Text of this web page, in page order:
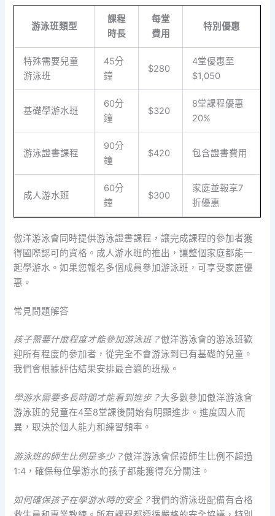
游泳班類型
課程
時長
每堂
費用
特別優惠
特殊需要兒童
游泳班
45分
鐘
$280
4堂優惠至
$1,050
基礎學游水班
60分
鐘
$320
8堂課程優惠
20%
游泳證書課程
90分
鐘
$420 包含證書費用
成人游水班
60分
鐘
$300
家庭並報享7
折優惠
傲洋游泳會同時提供游泳證書課程，讓完成課程的參加者獲
得國際認可的資格。成人游水班的推出，讓整個家庭都能一
起學游水。如果您報名多個成員參加游泳班，可享受家庭優
惠。
常見問題解答
孩子需要什麼程度才能參加游泳班？傲洋游泳會的游泳班歡
迎所有程度的參加者，從完全不會游泳到已有基礎的兒童。
我們會根據評估結果安排最合適的班級。
學游水需要多長時間才能看到進步？大多數參加傲洋游泳會
游泳班的兒童在4至8堂課後開始有明顯進步。進度因人而
異，取決於個人能力和練習頻率。
游泳班的師生比例是多少？傲洋游泳會保證師生比例不超過
1:4，確保每位學游水的孩子都能獲得充分關注。
如何確保孩子在學游水時的安全？我們的游泳班配備有合格